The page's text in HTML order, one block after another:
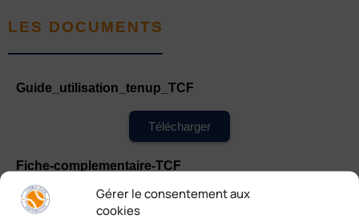
Gérer le consentement aux
cookies
LES DOCUMENTS
Guide_utilisation_tenup_TCF
Télécharger
Fiche-complementaire-TCF